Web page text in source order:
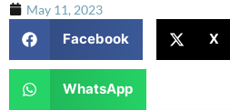
May 11, 2023
Facebook X
WhatsApp